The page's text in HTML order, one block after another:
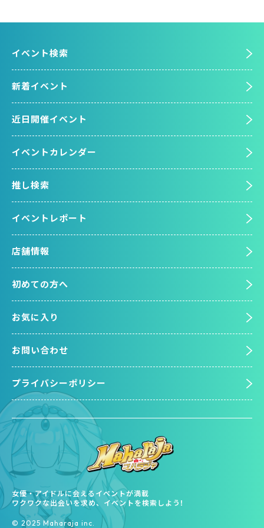
女優・アイドルに会えるイベントが満載
ワクワクな出会いを求め、イベントを検索しよう!
©︎ 2025 Maharaja inc.
イベント検索
新着イベント
近日開催イベント
イベントカレンダー
推し検索
イベントレポート
店舗情報
初めての方へ
お気に入り
お問い合わせ
プライバシーポリシー